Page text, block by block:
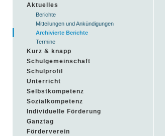
Aktuelles
Berichte
Mitteilungen und Ankündigungen
Archivierte Berichte
Termine
Kurz & knapp
Schulgemeinschaft
Schulprofil
Unterricht
Selbstkompetenz
Sozialkompetenz
Individuelle Förderung
Ganztag
Förderverein